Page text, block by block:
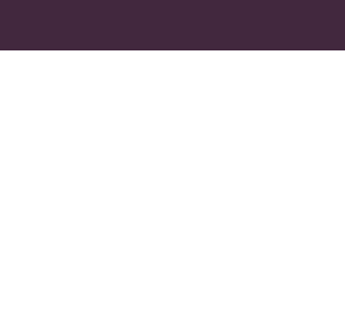
und EU-Netzteil
(dreipolige